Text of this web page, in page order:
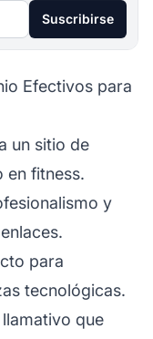
Suscribirse
Efectivos para
un sitio de
en fitness.
y
para
tecnológicas.
que